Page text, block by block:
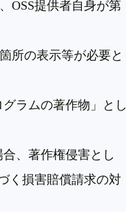
OSS提供者自身が第
所の表示等が必要と
ラムの著作物」とし
、著作権侵害とし
く損害賠償請求の対